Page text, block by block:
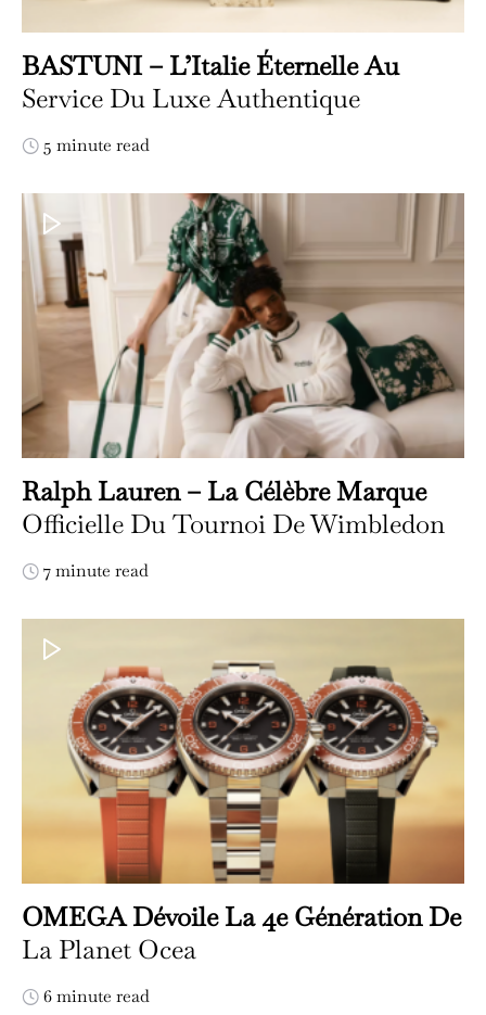
BASTUNI – L’Italie Éternelle Au
Service Du Luxe Authentique
5 minute read
Ralph Lauren – La Célèbre Marque
Officielle Du Tournoi De Wimbledon
7 minute read
OMEGA Dévoile La 4e Génération De
La Planet Ocea
6 minute read